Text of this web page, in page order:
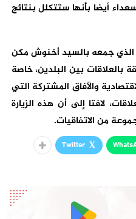
أيضا بأنها ستتكلل بنتائج
الذي جمعه بالسيد أخنوش مكن
بالعلاقات بين البلدين، خاصة
والآفاق المشتركة التي
لافتا إلى أن هذه الزيارة
من الاتفاقيات.
Twitter